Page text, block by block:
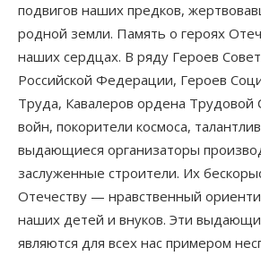
подвигов наших предков,
родной земли. Память о героях
наших сердцах. В ряду Героев
Российской Федерации, Героев
Труда, Кавалеров ордена Трудовой
войн, покорители космоса,
выдающиеся организаторы
заслуженные строители. Их
Отечеству — нравственный
наших детей и внуков. Эти
являются для всех нас примером